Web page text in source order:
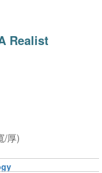
Realist
/厚)